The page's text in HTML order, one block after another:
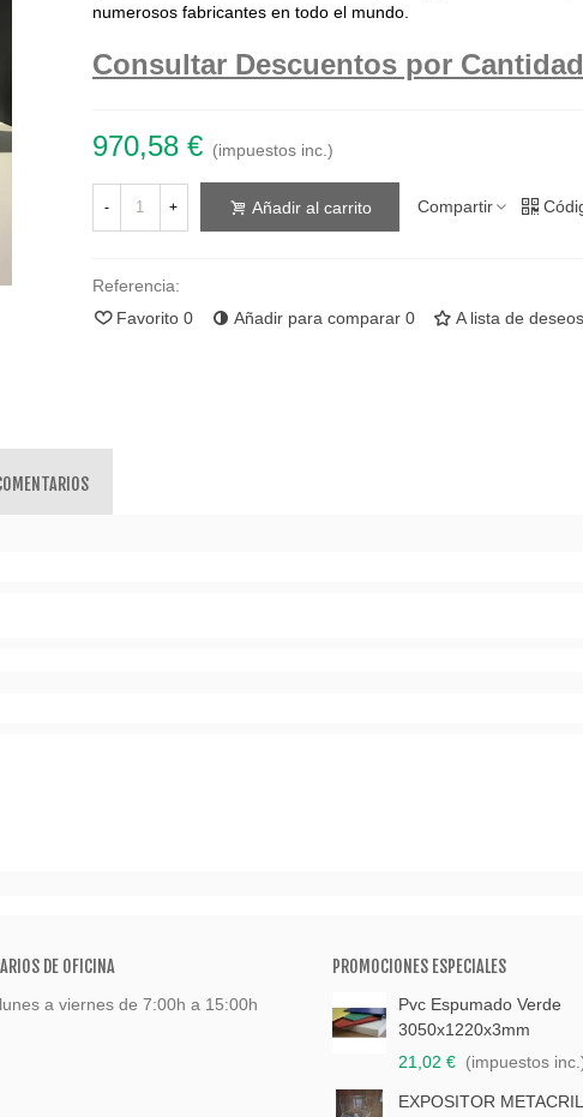
numerosos fabricantes en todo el mundo.
Consultar Descuentos por Cantidad
970,58 € (impuestos inc.)
- + Añadir al carrito Compartir
Referencia:
Favorito 0 Añadir para comparar 0 A lista de deseos
DE OFICINA
a viernes de 7:00h a 15:00h
PROMOCIONES ESPECIALES
Pvc Espumado Verde
3050x1220x3mm
21,02 € (impuestos
EXPOSITOR